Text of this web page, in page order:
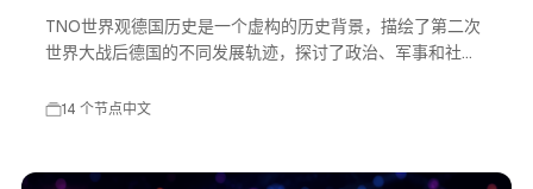
TNO世界观德国历史是一个虚构的历史背景，描绘了第二次
世界大战后德国的不同发展轨迹，探讨了政治、军事和社会
14 个节点中文